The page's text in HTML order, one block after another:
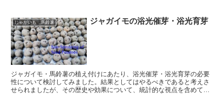
じゃがいも 馬鈴薯 ジャガイモの浴光催芽・浴光育芽
ジャガイモ・馬鈴薯の植え付けにあたり、浴光催芽・浴光育芽の必要
性について検討してみました。結果としてはやるべきであると考えさ
せられましたが、その歴史や効果について、統計的な視点を含めて書